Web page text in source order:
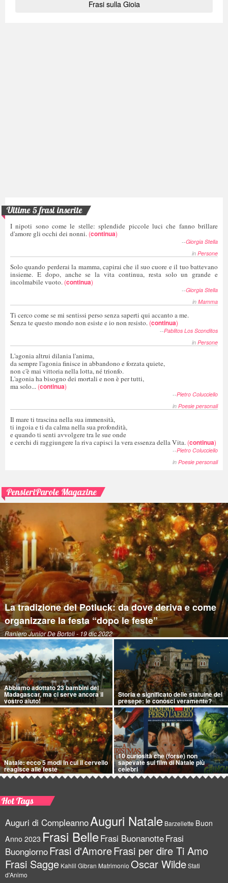
Frasi sulla Gioia
Ultime 5 frasi inserite
I nipoti sono come le stelle: splendide piccole luci che fanno brillare
d'amore gli occhi dei nonni. (continua)
--Giorgia Stella
in Persone
Solo quando perderai la mamma, capirai che il suo cuore e il tuo battevano
insieme. E dopo, anche se la vita continua, resta solo un grande e
incolmabile vuoto. (continua)
--Giorgia Stella
in Mamma
Ti cerco come se mi sentissi perso senza saperti qui accanto a me.
Senza te questo mondo non esiste e io non resisto. (continua)
--Pablitos Los Sconditos
in Persone
L'agonia altrui dilania l'anima,
da sempre l'agonia finisce in abbandono e forzata quiete,
non c'è mai vittoria nella lotta, né trionfo.
L'agonia ha bisogno dei mortali e non è per tutti,
ma solo... (continua)
--Pietro Colucciello
in Poesie personali
Il mare ti trascina nella sua immensità,
ti ingoia e ti da calma nella sua profondità,
e quando ti senti avvolgere tra le sue onde
e cerchi di raggiungere la riva capisci la vera essenza della Vita. (continua)
--Pietro Colucciello
in Poesie personali
PensieriParole Magazine
La tradizione del Potluck: da dove deriva e come
organizzare la festa “dopo le feste”
Raniero Junior De Bortoli- 19 dic 2022
Abbiamo adottato 23 bambini del
Madagascar, ma ci serve ancora il
vostro aiuto!
Storia e significato delle statuine del
presepe: le conosci veramente?
Natale: ecco 5 modi in cui il cervello
reagisce alle feste
10 curiosità che (forse) non
sapevate sui film di Natale più
celebri
Hot Tags
Auguri di CompleannoAuguri Natale Barzellette Buon
Anno 2023 Frasi BelleFrasi BuonanotteFrasi
BuongiornoFrasi d'AmoreFrasi per dire Ti Amo
Frasi Sagge Kahlil Gibran Matrimonio Oscar WildeStati
d'Animo